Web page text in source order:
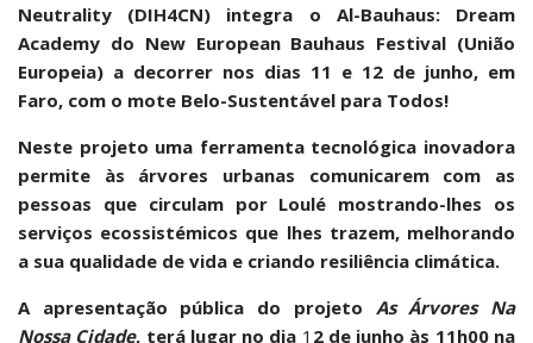
Neutrality (DIH4CN) integra o Al-Bauhaus: Dream
Academy do New European Bauhaus Festival (União
Europeia) a decorrer nos dias 11 e 12 de junho, em
Faro, com o mote Belo-Sustentável para Todos!
Neste projeto uma ferramenta tecnológica inovadora
permite às árvores urbanas comunicarem com as
pessoas que circulam por Loulé mostrando-lhes os
serviços ecossistémicos que lhes trazem, melhorando
a sua qualidade de vida e criando resiliência climática.
A apresentação pública do projeto As Árvores Na
Nossa Cidade, terá lugar no dia 1 2 de junho às 11h00 na